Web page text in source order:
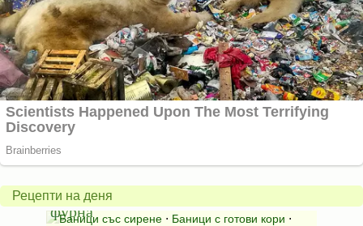
Рецепти на деня
Вита
баница
в
халогенна
фурна
Баници със сирене ⋅ Баници с готови кори ⋅
за